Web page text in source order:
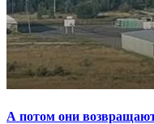
А потом они